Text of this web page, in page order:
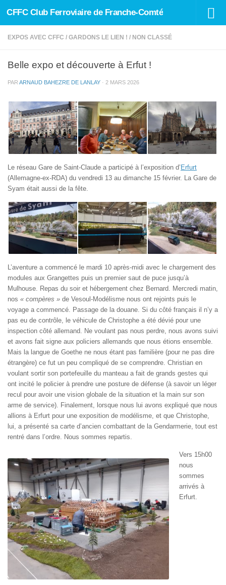
Skip to content
CFFC Club Ferroviaire de Franche-Comté
EXPOS AVEC CFFC / GARDONS LE LIEN ! / NON CLASSÉ
Belle expo et découverte à Erfut !
PAR ARNAUD BAHEZRE DE LANLAY · 2 MARS 2026
Le réseau Gare de Saint-Claude a participé à l’exposition d’ Erfurt
(Allemagne-ex-RDA) du vendredi 13 au dimanche 15 février. La Gare de
Syam était aussi de la fête.
L’aventure a commencé le mardi 10 après-midi avec le chargement des
modules aux Grangettes puis un premier saut de puce jusqu’à
Mulhouse. Repas du soir et hébergement chez Bernard. Mercredi matin,
nos « compères » de Vesoul-Modélisme nous ont rejoints puis le
voyage a commencé. Passage de la douane. Si du côté français il n’y a
pas eu de contrôle, le véhicule de Christophe a été dévié pour une
inspection côté allemand. Ne voulant pas nous perdre, nous avons suivi
et avons fait signe aux policiers allemands que nous étions ensemble.
Mais la langue de Goethe ne nous étant pas familière (pour ne pas dire
étrangère) ce fut un peu compliqué de se comprendre. Christian en
voulant sortir son portefeuille du manteau a fait de grands gestes qui
ont incité le policier à prendre une posture de défense (à savoir un léger
recul pour avoir une vision globale de la situation et la main sur son
arme de service). Finalement, lorsque nous lui avons expliqué que nous
allions à Erfurt pour une exposition de modélisme, et que Christophe,
lui, a présenté sa carte d’ancien combattant de la Gendarmerie, tout est
rentré dans l’ordre. Nous sommes repartis.
Vers 15h00
nous
sommes
arrivés à
Erfurt.